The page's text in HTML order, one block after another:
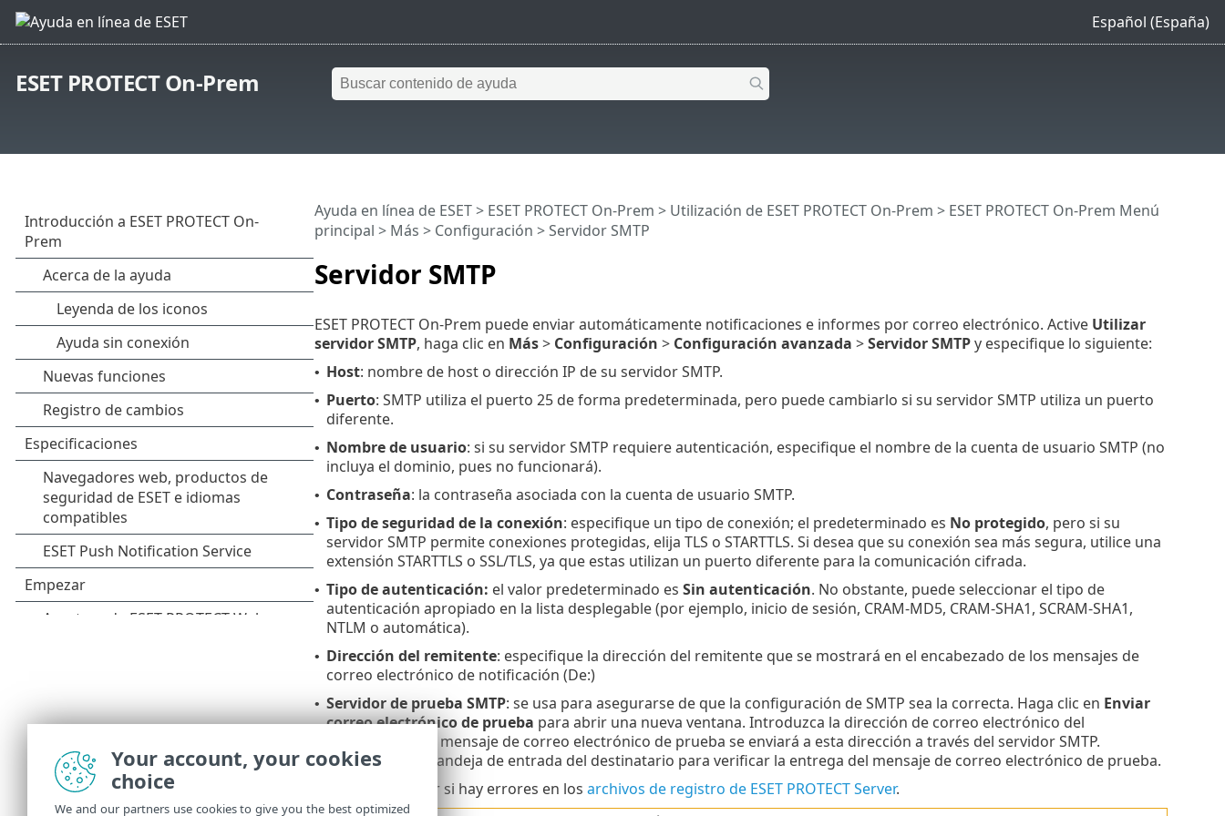
Español (España)
ESET PROTECT On-Prem
Servidor SMTP
Ayuda en línea de ESET> ESET PROTECT On-Prem > Utilización de ESET PROTECT On-Prem > ESET PROTECT On-Prem Menú
principal > Más > Configuración > Servidor SMTP
ESET PROTECT On-Prem puede enviar automáticamente notificaciones e informes por correo electrónico. Active Utilizar
servidor SMTP, haga clic en Más> Configuración > Configuración avanzada >Servidor SMTPy especifique lo siguiente:
• Host: nombre de host o dirección IP de su servidor SMTP.
• Puerto: SMTP utiliza el puerto 25 de forma predeterminada, pero puede cambiarlo si su servidor SMTP utiliza un puerto
diferente.
• Nombre de usuario: si su servidor SMTP requiere autenticación, especifique el nombre de la cuenta de usuario SMTP (no
incluya el dominio, pues no funcionará).
• Contraseña: la contraseña asociada con la cuenta de usuario SMTP.
• Tipo de seguridad de la conexión: especifique un tipo de conexión; el predeterminado es No protegido, pero si su
servidor SMTP permite conexiones protegidas, elija TLS o STARTTLS. Si desea que su conexión sea más segura, utilice una
extensión STARTTLS o SSL/TLS, ya que estas utilizan un puerto diferente para la comunicación cifrada.
• Tipo de autenticación: el valor predeterminado es Sin autenticación. No obstante, puede seleccionar el tipo de
autenticación apropiado en la lista desplegable (por ejemplo, inicio de sesión, CRAM-MD5, CRAM-SHA1, SCRAM-SHA1,
NTLM o automática).
• Dirección del remitente: especifique la dirección del remitente que se mostrará en el encabezado de los mensajes de
correo electrónico de notificación (De:)
• Servidor de prueba SMTP: se usa para asegurarse de que la configuración de SMTP sea la correcta. Haga clic en Enviar
correo electrónico de prueba para abrir una nueva ventana. Introduzca la dirección de correo electrónico del
destinatario y el mensaje de correo electrónico de prueba se enviará a esta dirección a través del servidor SMTP.
Compruebe la bandeja de entrada del destinatario para verificar la entrega del mensaje de correo electrónico de prueba.
Puede comprobar si hay errores en los archivos de registro de ESET PROTECT Server.
Your account, your cookies
choice
We and our partners use cookies to give you the best optimized